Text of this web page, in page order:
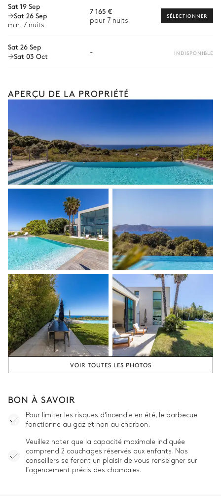
Vue sur la mer Mediterranéen Avec pelouse
Location de vélo
Location de bateau
vers les offres disponibles pour votre séjour.
Sat 19 Sep
Sat 26 Sep
min. 7 nuits
7 165 €
pour 7 nuits
SÉLECTIONNER
Sat 26 Sep
Sat 03 Oct
- INDISPONIBLE
APERÇU DE LA PROPRIÉTÉ
VOIR TOUTES LES PHOTOS
BON À SAVOIR
Pour limiter les risques d'incendie en été, le barbecue
fonctionne au gaz et non au charbon.
Veuillez noter que la capacité maximale indiquée
comprend 2 couchages réservés aux enfants. Nos
conseillers se feront un plaisir de vous renseigner sur
l’agencement précis des chambres.